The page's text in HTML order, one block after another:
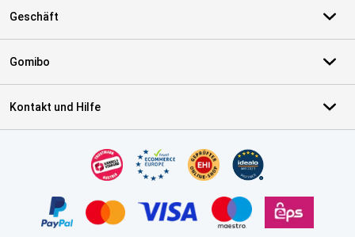
Geschäft
Gomibo
Kontakt und Hilfe